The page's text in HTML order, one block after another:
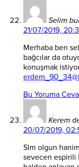
Selim
21/07/2019,
Merhaba ben
bağcılar da
konuşmak
Bu Yoruma
Kerem
20/07/2019,
Slm olgun
sevecen